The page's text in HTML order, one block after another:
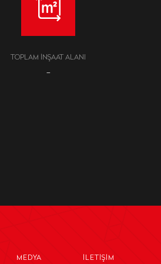
TOPLAM İNŞAAT ALANI
–
MEDYA İLETIŞIM